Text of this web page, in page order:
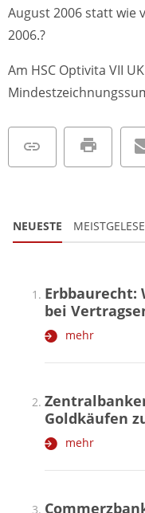
August 2006 statt wie
2006.?
Am HSC Optivita VII
NEUESTE
Erbbaurecht:
bei
mehr
Goldkäufen
mehr